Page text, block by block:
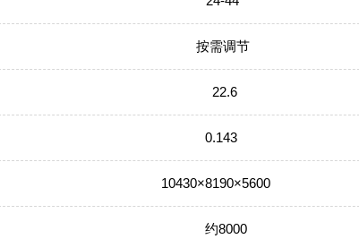
按需调节
22.6
0.143
10430×8190×5600
约8000